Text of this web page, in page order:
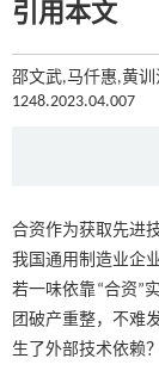
引用本文
邵文武,马仟惠,黄
1248.2023.04.007
合资作为获取先进
我国通用制造业企
若一味依靠“合资”
团破产重整，不难
生了外部技术依赖